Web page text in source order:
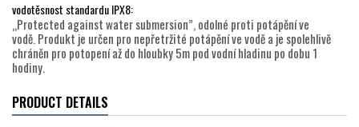
vodotěsnost standardu IPX8:
„Protected against water submersion”, odolné proti potápění ve
vodě. Produkt je určen pro nepřetržité potápění ve vodě a je spolehlivě
chráněn pro potopení až do hloubky 5m pod vodní hladinu po dobu 1
hodiny.
PRODUCT DETAILS